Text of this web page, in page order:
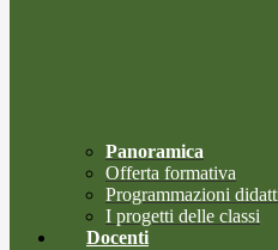
Panoramica
Offerta formativa
Programmazioni
I progetti delle classi
Docenti